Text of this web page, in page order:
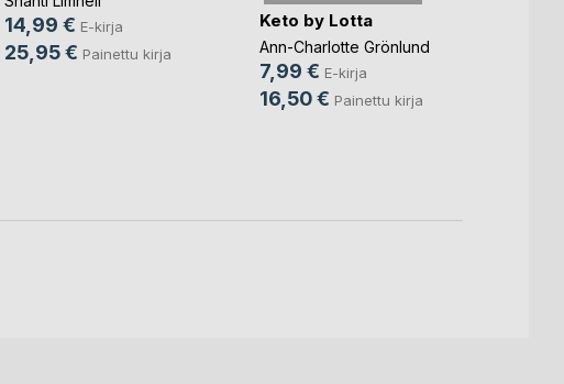
14,99 € E-kirja
25,95 € Painettu kirja
Keto by Lotta
Ann-Charlotte Grönlund
7,99 € E-kirja
16,50 € Painettu kirja